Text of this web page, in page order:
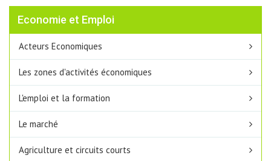
Economie et Emploi
Acteurs Economiques
Les zones d'activités économiques
L'emploi et la formation
Le marché
Agriculture et circuits courts